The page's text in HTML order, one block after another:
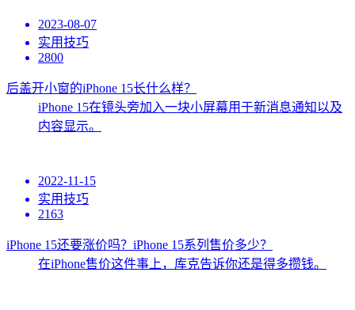
2023-08-07
实用技巧
2800
后盖开小窗的iPhone 15长什么样？
iPhone 15在镜头旁加入一块小屏幕用于新消息通知以及
内容显示。
2022-11-15
实用技巧
2163
iPhone 15还要涨价吗？iPhone 15系列售价多少？
在iPhone售价这件事上，库克告诉你还是得多攒钱。